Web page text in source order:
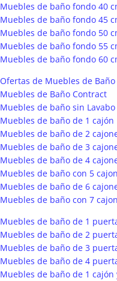
Muebles de baño fondo 40
Muebles de baño fondo 45
Muebles de baño fondo 50
Muebles de baño fondo 55
Muebles de baño fondo 60
Ofertas de Muebles de Baño
Muebles de Baño Contract
Muebles de baño sin Lavabo
Muebles de baño de 1 cajón
Muebles de baño de 2
Muebles de baño de 3
Muebles de baño de 4
Muebles de baño con 5
Muebles de baño de 6
Muebles de baño con 7
Muebles de baño de 1
Muebles de baño de 2
Muebles de baño de 3
Muebles de baño de 4
Muebles de baño de 1 cajón